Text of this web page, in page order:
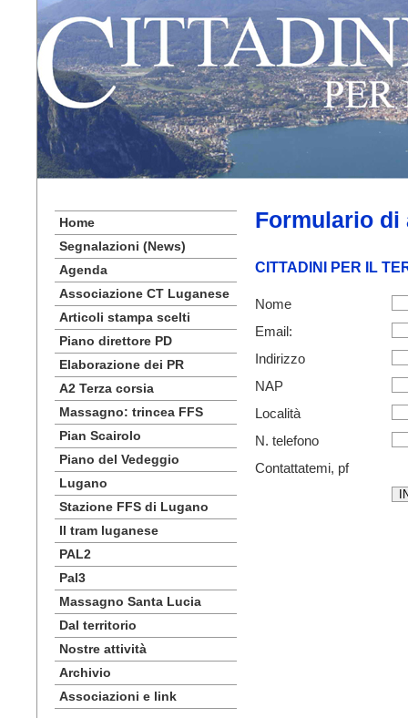
Home
Segnalazioni (News)
Agenda
Associazione CT Luganese
Articoli stampa scelti
Piano direttore PD
Elaborazione dei PR
A2 Terza corsia
Massagno: trincea FFS
Pian Scairolo
Piano del Vedeggio
Lugano
Stazione FFS di Lugano
Il tram luganese
PAL2
Pal3
Massagno Santa Lucia
Dal territorio
Nostre attività
Archivio
Associazioni e link
Formulario di
CITTADINI PER IL
Nome
Email:
Indirizzo
NAP
Località
N. telefono
Contattatemi, pf